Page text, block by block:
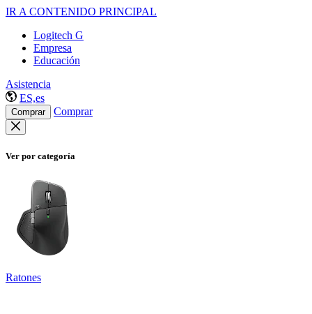
IR A CONTENIDO PRINCIPAL
Logitech G
Empresa
Educación
Asistencia
ES,es
Comprar Comprar
Ver por categoría
Ratones